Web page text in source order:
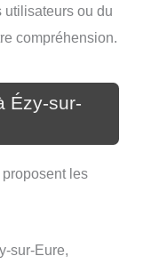
utilisateurs ou du
compréhension.
Ézy-sur-
les
sur-Eure,